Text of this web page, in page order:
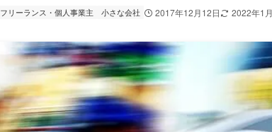
フリーランス・個人事業主 小さな会社 2017年12月12日 2022年1